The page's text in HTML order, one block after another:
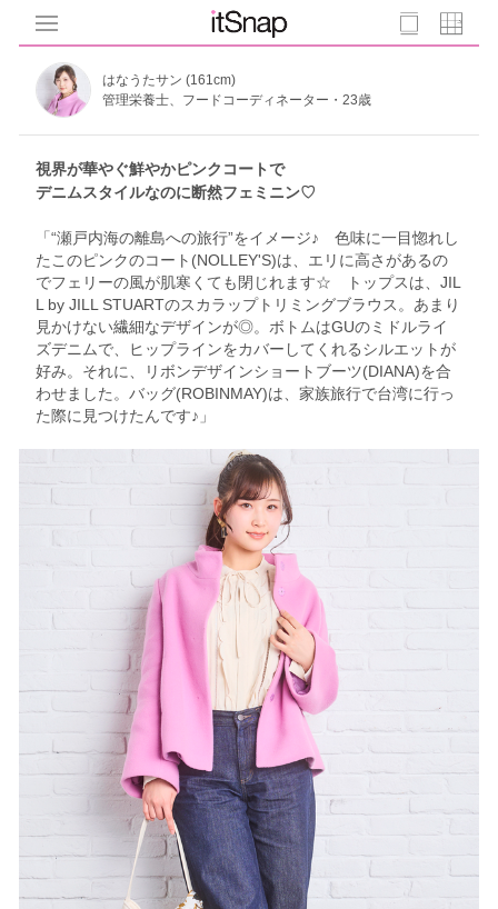
はなうたサン (161cm)
管理栄養士、フードコーディネーター・23歳
視界が華やぐ鮮やかピンクコートで
デニムスタイルなのに断然フェミニン♡
「“瀬戸内海の離島への旅行”をイメージ♪ 色味に一目惚れし
たこのピンクのコート(NOLLEY'S)は、エリに高さがあるの
でフェリーの風が肌寒くても閉じれます☆ トップスは、JIL
L by JILL STUARTのスカラップトリミングブラウス。あまり
見かけない繊細なデザインが◎。ボトムはGUのミドルライ
ズデニムで、ヒップラインをカバーしてくれるシルエットが
好み。それに、リボンデザインショートブーツ(DIANA)を合
わせました。バッグ(ROBINMAY)は、家族旅行で台湾に行っ
た際に見つけたんです♪」